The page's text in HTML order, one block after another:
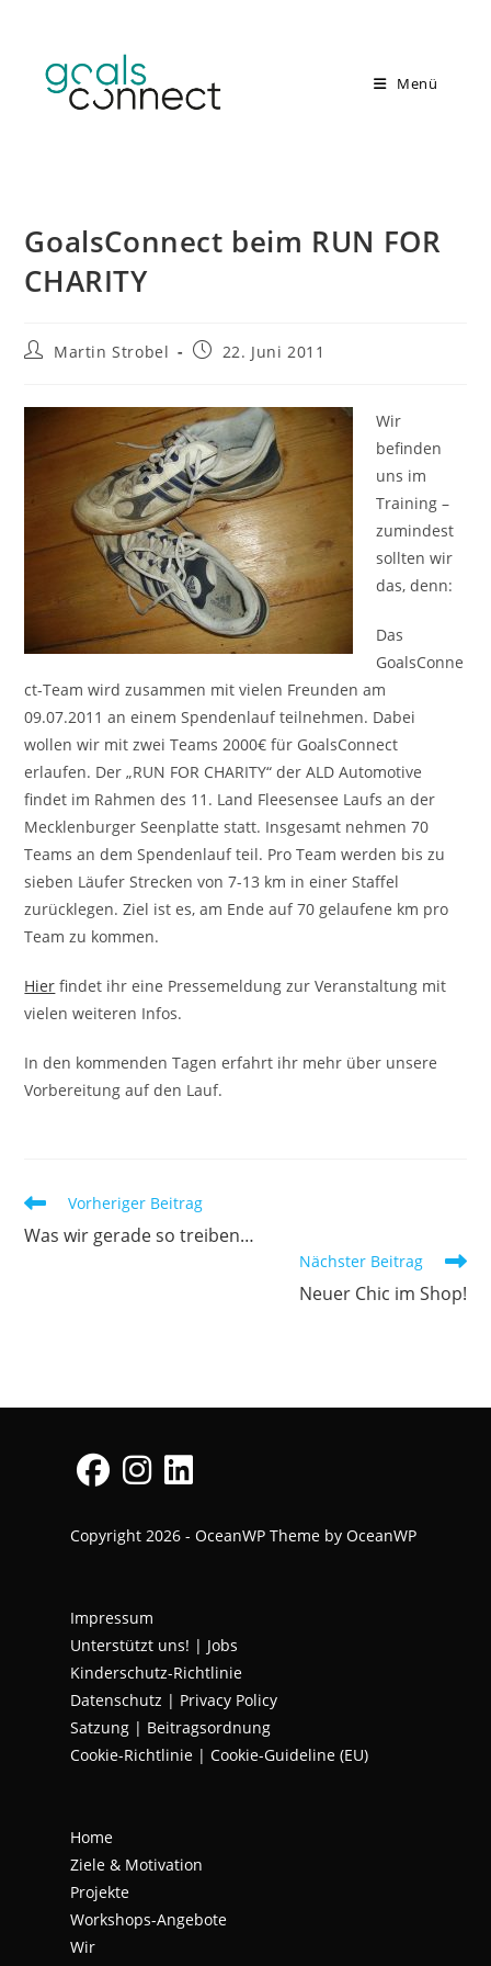
springen
Menü
GoalsConnect beim RUN FOR
CHARITY
Beitrags-
Martin Strobel
Beitrag22. Juni 2011
Wir
befinden
uns im
Training –
zumindest
sollten wir
das, denn:
Das
GoalsConne
ct-Team wird zusammen mit vielen Freunden am
09.07.2011 an einem Spendenlauf teilnehmen. Dabei
wollen wir mit zwei Teams 2000€ für GoalsConnect
erlaufen. Der „RUN FOR CHARITY“ der ALD Automotive
findet im Rahmen des 11. Land Fleesensee Laufs an der
Mecklenburger Seenplatte statt. Insgesamt nehmen 70
Teams an dem Spendenlauf teil. Pro Team werden bis zu
sieben Läufer Strecken von 7-13 km in einer Staffel
zurücklegen. Ziel ist es, am Ende auf 70 gelaufene km pro
Team zu kommen.
Hier findet ihr eine Pressemeldung zur Veranstaltung mit
vielen weiteren Infos.
In den kommenden Tagen erfahrt ihr mehr über unsere
Vorbereitung auf den Lauf.
Weitere
ansehen
Vorheriger Beitrag
Was wir gerade so treiben…
Nächster Beitrag
Neuer Chic im Shop!
in
tab
in
tab
in
Copyright 2026 - OceanWP Theme by OceanWP
Impressum
Unterstützt uns! | Jobs
Kinderschutz-Richtlinie
Datenschutz | Privacy Policy
Satzung | Beitragsordnung
Cookie-Richtlinie | Cookie-Guideline (EU)
Home
Ziele & Motivation
Projekte
Workshops-Angebote
Wir